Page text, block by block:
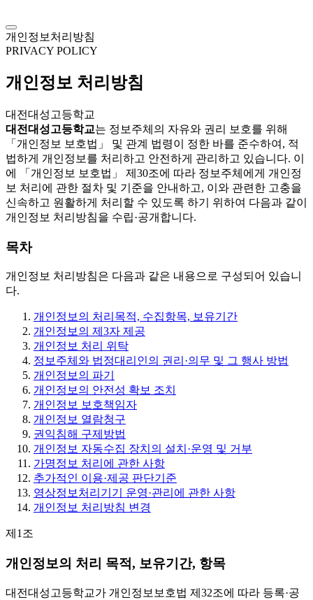
개인정보처리방침
PRIVACY POLICY
개인정보 처리방침
대전대성고등학교
대전대성고등학교는 정보주체의 자유와 권리 보호를 위해
「개인정보 보호법」 및 관계 법령이 정한 바를 준수하여, 적
법하게 개인정보를 처리하고 안전하게 관리하고 있습니다. 이
에 「개인정보 보호법」 제30조에 따라 정보주체에게 개인정
보 처리에 관한 절차 및 기준을 안내하고, 이와 관련한 고충을
신속하고 원활하게 처리할 수 있도록 하기 위하여 다음과 같이
개인정보 처리방침을 수립·공개합니다.
목차
개인정보 처리방침은 다음과 같은 내용으로 구성되어 있습니
다.
개인정보의 처리목적, 수집항목, 보유기간
개인정보의 제3자 제공
개인정보 처리 위탁
정보주체와 법정대리인의 권리·의무 및 그 행사 방법
개인정보의 파기
개인정보의 안전성 확보 조치
개인정보 보호책임자
개인정보 열람청구
권익침해 구제방법
개인정보 자동수집 장치의 설치·운영 및 거부
가명정보 처리에 관한 사항
추가적인 이용·제공 판단기준
영상정보처리기기 운영·관리에 관한 사항
개인정보 처리방침 변경
제1조
개인정보의 처리 목적, 보유기간, 항목
대전대성고등학교가 개인정보보호법 제32조에 따라 등록·공